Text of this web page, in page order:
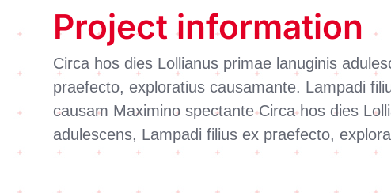
Project information
Circa hos dies Lollianus primae lanuginis
praefecto, exploratius causamante. Lampadi
causam Maximino spectante Circa hos dies
adulescens, Lampadi filius ex praefecto,